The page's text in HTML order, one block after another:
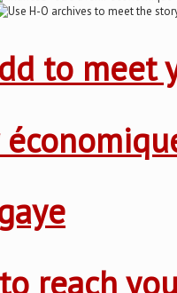
to meet
reach